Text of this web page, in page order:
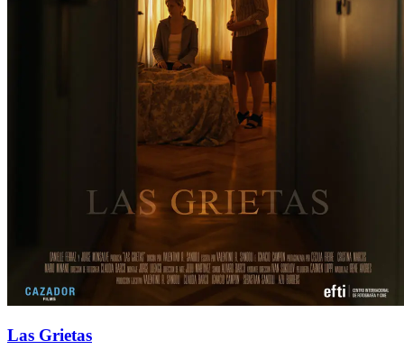
Las Grietas